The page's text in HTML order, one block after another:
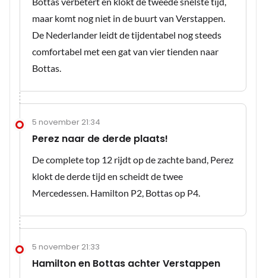
maar komt nog niet in de buurt van Verstappen.
De Nederlander leidt de tijdentabel nog steeds
comfortabel met een gat van vier tienden naar
Bottas.
5 november 21:34
Perez naar de derde plaats!
De complete top 12 rijdt op de zachte band, Perez
klokt de derde tijd en scheidt de twee
Mercedessen. Hamilton P2, Bottas op P4.
5 november 21:33
Hamilton en Bottas achter Verstappen